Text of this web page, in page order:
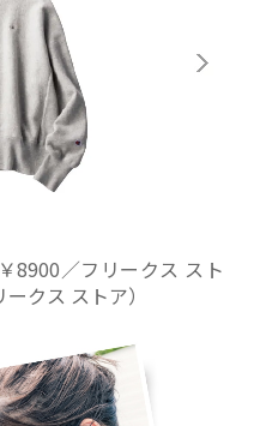
8900／フリークス スト
クス ストア）